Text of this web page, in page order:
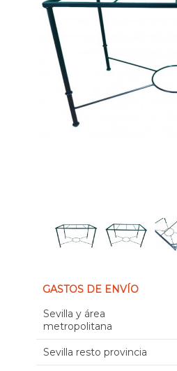
GASTOS DE ENVÍO
Sevilla y área
metropolitana
Sevilla resto provincia